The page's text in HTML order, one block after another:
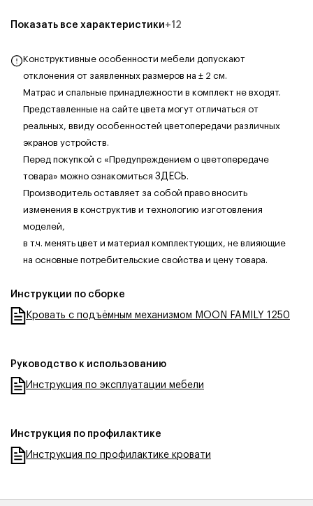
Показать все характеристики+12
Конструктивные особенности мебели допускают
отклонения от заявленных размеров на ± 2 см.
Матрас и спальные принадлежности в комплект не входят.
Представленные на сайте цвета могут отличаться от
реальных, ввиду особенностей цветопередачи различных
экранов устройств.
Перед покупкой с «Предупреждением о цветопередаче
товара» можно ознакомиться ЗДЕСЬ.
Производитель оставляет за собой право вносить
изменения в конструктив и технологию изготовления
моделей,
в т.ч. менять цвет и материал комплектующих, не влияющие
на основные потребительские свойства и цену товара.
Инструкции по сборке
Кровать с подъёмным механизмом MOON FAMILY 1250
Руководство к использованию
Инструкция по эксплуатации мебели
Инструкция по профилактике
Инструкция по профилактике кровати